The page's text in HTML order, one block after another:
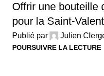
Offrir une bouteille
pour la Saint-
Publié par Julien
POURSUIVRE LA LECTURE